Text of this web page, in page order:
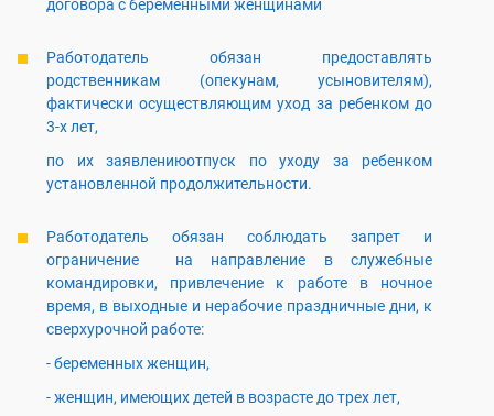
договора с беременными женщинами
Работодатель обязан предоставлять
родственникам (опекунам, усыновителям),
фактически осуществляющим уход за ребенком до
3-х лет,
по их заявлениюотпуск по уходу за ребенком
установленной продолжительности.
Работодатель обязан соблюдать запрет и
ограничение на направление в служебные
командировки, привлечение к работе в ночное
время, в выходные и нерабочие праздничные дни, к
сверхурочной работе:
- беременных женщин,
- женщин, имеющих детей в возрасте до трех лет,